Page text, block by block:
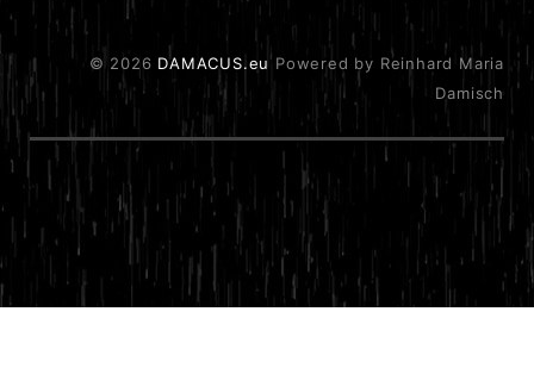
© 2026 DAMACUS.eu Powered by Reinhard Maria
Damisch